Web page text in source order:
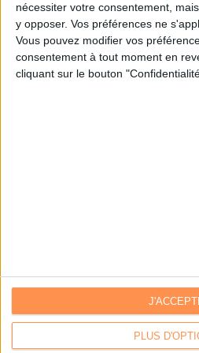
nécessiter votre consentement,
y opposer. Vos préférences ne
Vous pouvez modifier vos
consentement à tout moment en
cliquant sur le bouton
PLUS
Je m'inscris sur
Communiquer avec Archimag|